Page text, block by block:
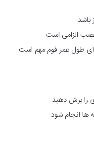
الزامی است
طول عمر فوم مهم است
را برش دهید
ها انجام شود